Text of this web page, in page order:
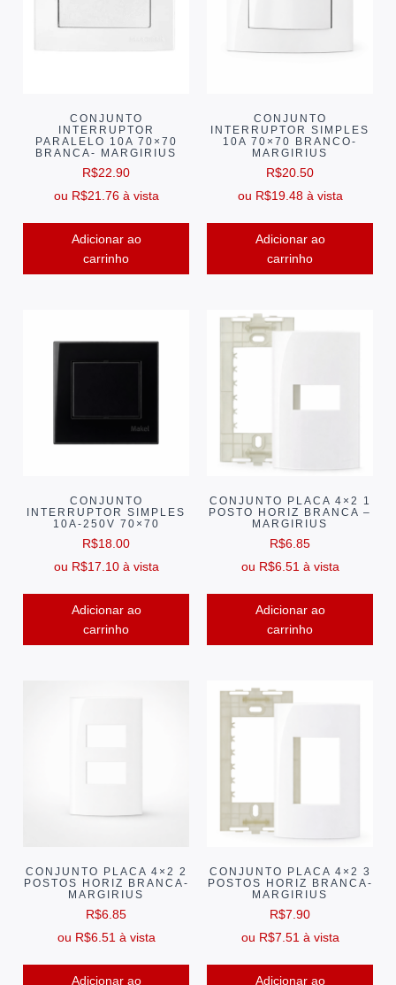
CONJUNTO
INTERRUPTOR
PARALELO 10A 70×70
BRANCA- MARGIRIUS
R$22.90
ou R$21.76 à vista
Adicionar ao
carrinho
CONJUNTO
INTERRUPTOR SIMPLES
10A 70×70 BRANCO-
MARGIRIUS
R$20.50
ou R$19.48 à vista
Adicionar ao
carrinho
CONJUNTO
INTERRUPTOR SIMPLES
10A-250V 70×70
R$18.00
ou R$17.10 à vista
Adicionar ao
carrinho
CONJUNTO PLACA 4×2 1
POSTO HORIZ BRANCA –
MARGIRIUS
R$6.85
ou R$6.51 à vista
Adicionar ao
carrinho
CONJUNTO PLACA 4×2 2
POSTOS HORIZ BRANCA-
MARGIRIUS
R$6.85
ou R$6.51 à vista
Adicionar ao
CONJUNTO PLACA 4×2 3
POSTOS HORIZ BRANCA-
MARGIRIUS
R$7.90
ou R$7.51 à vista
Adicionar ao